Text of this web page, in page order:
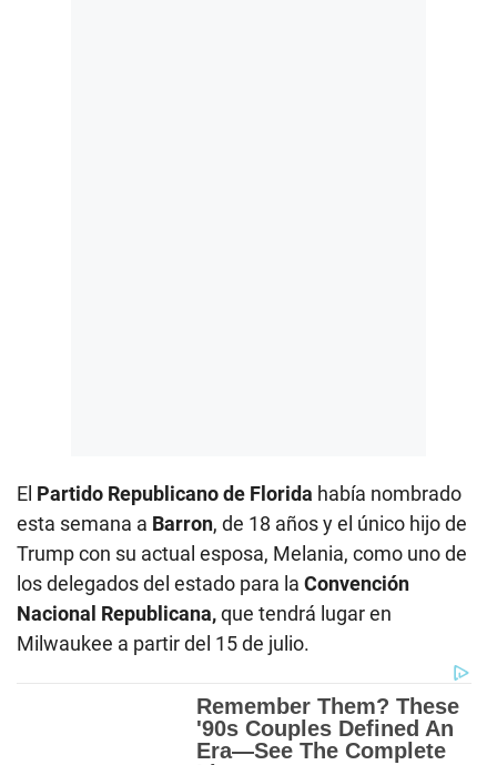
El Partido Republicano de Florida había nombrado
esta semana a Barron, de 18 años y el único hijo de
Trump con su actual esposa, Melania, como uno de
los delegados del estado para la Convención
Nacional Republicana,que tendrá lugar en
Milwaukee a partir del 15 de julio.